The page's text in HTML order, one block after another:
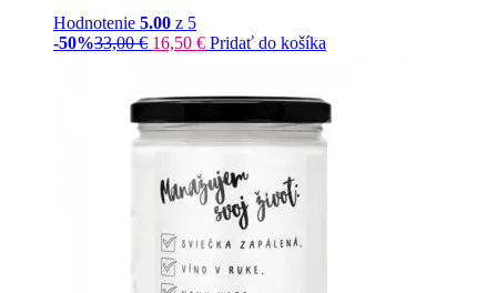
Hodnotenie 5.00 z 5
-50%33,00€ 16,50 € Pridať do košíka